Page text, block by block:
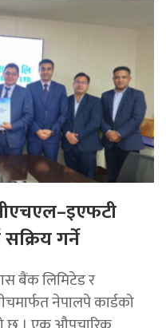
गर्ने
बैंक लिमिटेड र
नेपालपे कार्डको